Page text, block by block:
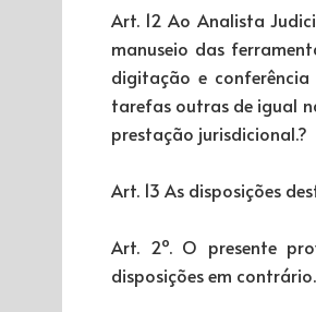
Art. 12 Ao Analista
manuseio das
digitação e conferência
tarefas outras de igual
prestação jurisdicional.?
Art. 13 As disposições
Art. 2º. O presente
disposições em contrário.